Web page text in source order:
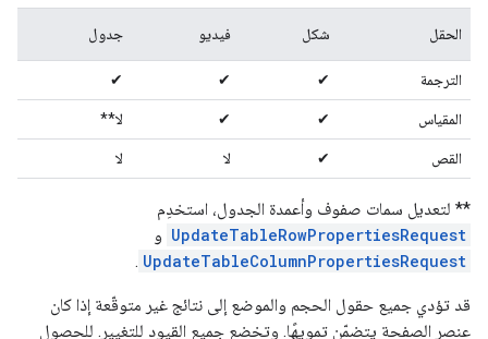
الحقل شكل فيديو جدول
الترجمة ✔
✔
✔
المقياس ✔
✔ لا**
القص ✔ لا لا
** لتعديل سمات صفوف وأعمدة الجدول، استخدِم
UpdateTableRowPropertiesRequest و
UpdateTableColumnPropertiesRequest
.
قد تؤدي جميع حقول الحجم والموضع إلى نتائج غير متوقّعة إذا كان
عنصر الصفحة يتضمّن تمويهًا. وتخضع جميع القيود للتغيير. للحصول